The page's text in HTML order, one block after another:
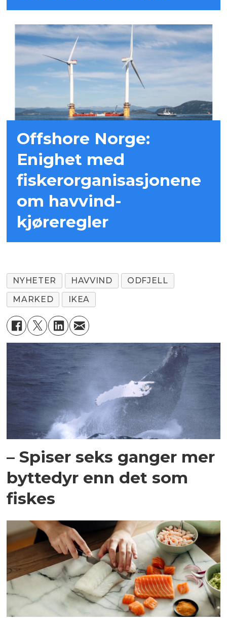
Offshore Norge:
Enighet med
fiskerorganisasjonene
om havvind-
kjøreregler
NYHETER HAVVIND
ODFJELL
MARKED
IKEA
– Spiser seks ganger mer
byttedyr enn det som
fiskes